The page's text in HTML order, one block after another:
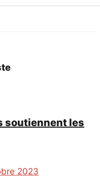
soutiennent les
2023